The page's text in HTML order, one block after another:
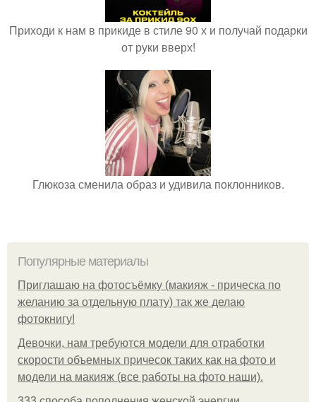
Приходи к нам в прикиде в стиле 90 х и получай подарки
от руки вверх!
Глюкоза сменила образ и удивила поклонников.
Популярные материалы
Приглашаю на фотосъёмку (макияж - прическа по
желанию за отдельную плату) так же делаю
фотокнигу!
Девочки, нам требуются модели для отработки
скорости объемных причесок таких как на фото и
модели на макияж (все работы на фото наши).